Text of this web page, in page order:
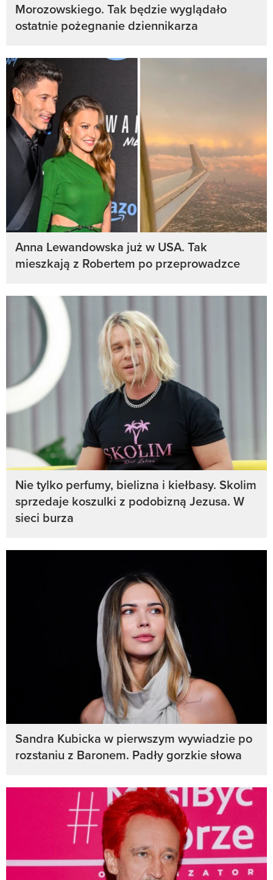
Morozowskiego. Tak będzie wyglądało
ostatnie pożegnanie dziennikarza
Anna Lewandowska już w USA. Tak
mieszkają z Robertem po przeprowadzce
Nie tylko perfumy, bielizna i kiełbasy. Skolim
sprzedaje koszulki z podobizną Jezusa. W
sieci burza
Sandra Kubicka w pierwszym wywiadzie po
rozstaniu z Baronem. Padły gorzkie słowa